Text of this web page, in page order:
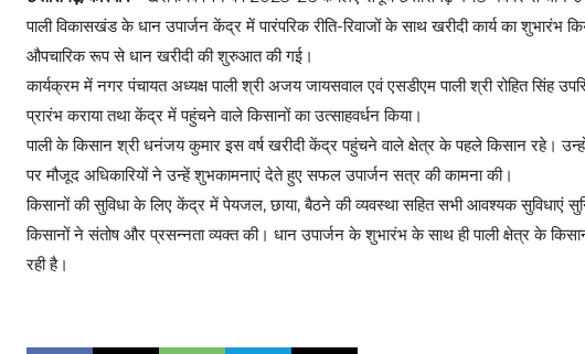
पाली विकासखंड के धान उपार्जन केंद्र में पारंपरिक रीति-रिवाजों के साथ खरीदी कार्य का शुभारंभ
औपचारिक रूप से धान खरीदी की शुरुआत की गई।
कार्यक्रम में नगर पंचायत अध्यक्ष पाली श्री अजय जायसवाल एवं एसडीएम पाली श्री रोहित सिंह
प्रारंभ कराया तथा केंद्र में पहुंचने वाले किसानों का उत्साहवर्धन किया।
पाली के किसान श्री धनंजय कुमार इस वर्ष खरीदी केंद्र पहुंचने वाले क्षेत्र के पहले किसान रहे।
पर मौजूद अधिकारियों ने उन्हें शुभकामनाएं देते हुए सफल उपार्जन सत्र की कामना की।
किसानों की सुविधा के लिए केंद्र में पेयजल, छाया, बैठने की व्यवस्था सहित सभी आवश्यक
किसानों ने संतोष और प्रसन्नता व्यक्त की। धान उपार्जन के शुभारंभ के साथ ही पाली क्षेत्र के
रही है।